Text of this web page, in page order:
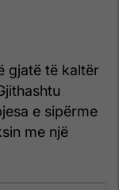
gjatë të kaltër
e sipërme
me një